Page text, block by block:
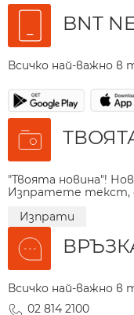
BNT
Всичко най-важно в
"Твоята новина"!
Изпратете текст,
Изпрати
Всичко най-важно в
02 814 2100